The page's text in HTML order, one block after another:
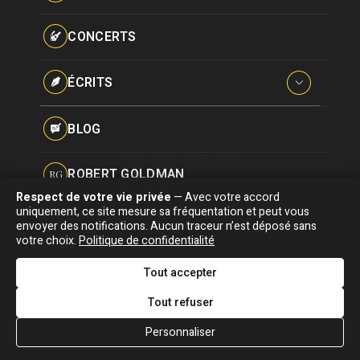
Pseudonymes
CONCERTS
ÉCRITS
Interviews
Hommages
BLOG
RG ROBERT GOLDMAN
PG PIERRE GOLDMAN
J&MJJG & MOI
Biographie
Discographie
Vidéographie
Concerts
Blog
Association "Parler d'sa vie" © Depuis 1997 - Tous droits réservés |
Signaler une erreur |Confidentialité|Gestion des cookies|Dernière
mise à jour : 05/08/2026
DESIGNED &
DEVELOPED BY
Respect de votre vie privée — Avec votre accord
uniquement, ce site mesure sa fréquentation et peut vous
envoyer des notifications. Aucun traceur n’est déposé sans
votre choix.Politique de confidentialité
Tout accepter
Tout refuser
Personnaliser